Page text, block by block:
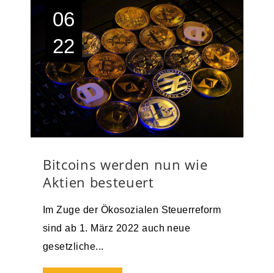
06
22
Bitcoins werden nun wie
Aktien besteuert
Im Zuge der Ökosozialen Steuerreform
sind ab 1. März 2022 auch neue
gesetzliche...